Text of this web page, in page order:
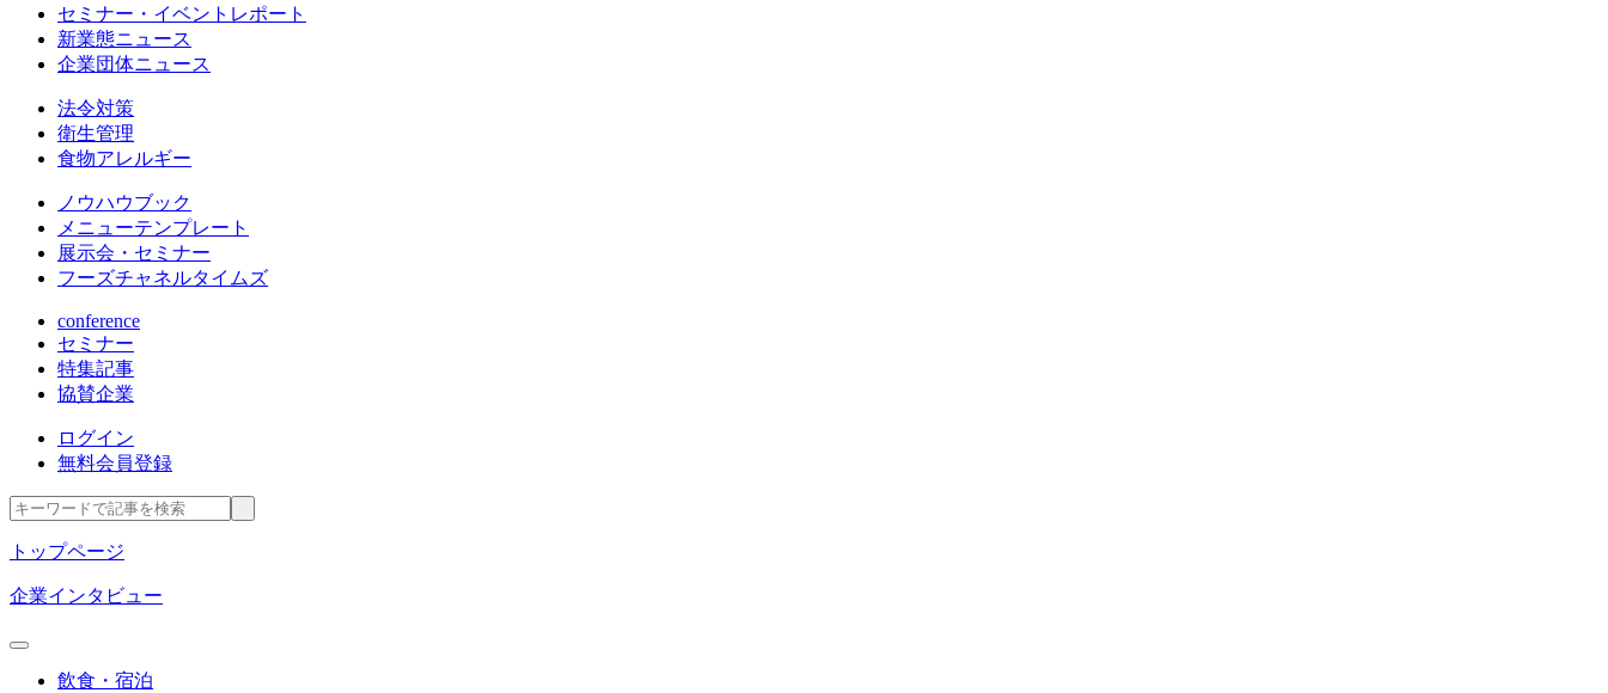
セミナー・イベントレポート
新業態ニュース
企業団体ニュース
法令対策
衛生管理
食物アレルギー
ノウハウブック
メニューテンプレート
展示会・セミナー
フーズチャネルタイムズ
conference
セミナー
特集記事
協賛企業
ログイン
無料会員登録
トップページ
企業インタビュー
飲食・宿泊